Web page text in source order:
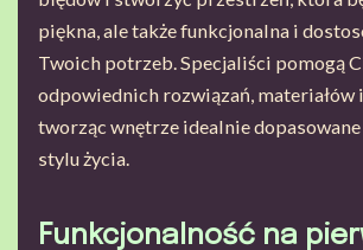
piękna, ale także funkcjonalna i
Twoich potrzeb. Specjaliści pomogą
odpowiednich rozwiązań,
tworząc wnętrze idealnie
stylu życia.
Funkcjonalność na